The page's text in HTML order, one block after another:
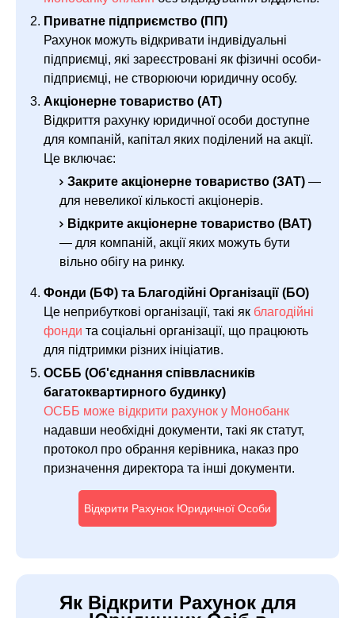
Приватне підприємство (ПП)
Рахунок можуть відкривати індивідуальні
підприємці, які зареєстровані як фізичні особи-
підприємці, не створюючи юридичну особу.
Акціонерне товариство (АТ)
Відкриття рахунку юридичної особи доступне
для компаній, капітал яких поділений на акції.
Це включає:
Закрите акціонерне товариство (ЗАТ) —
для невеликої кількості акціонерів.
Відкрите акціонерне товариство (ВАТ)
— для компаній, акції яких можуть бути
вільно обігу на ринку.
Фонди (БФ) та Благодійні Організації (БО)
Це неприбуткові організації, такі як благодійні
фонди та соціальні організації, що працюють
для підтримки різних ініціатив.
ОСББ (Об'єднання співвласників
багатоквартирного будинку)
ОСББ може відкрити рахунок у Монобанк
надавши необхідні документи, такі як статут,
протокол про обрання керівника, наказ про
призначення директора та інші документи.
Відкрити Рахунок Юридичної Особи
Як Відкрити Рахунок для